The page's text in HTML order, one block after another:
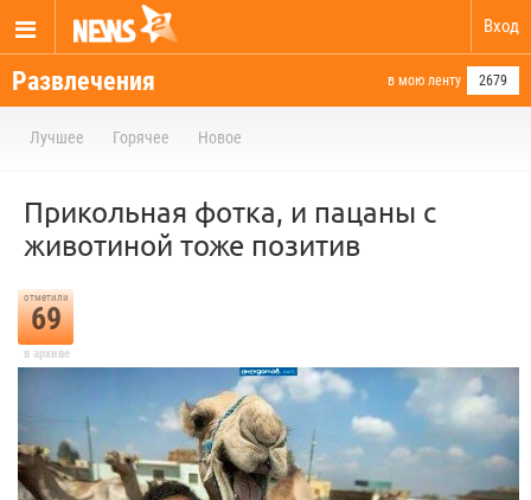
Вход
Развлечения в мою ленту 2679
Лучшее Горячее Новое
Прикольная фотка, и пацаны с
животиной тоже позитив
отметили
69
в архиве